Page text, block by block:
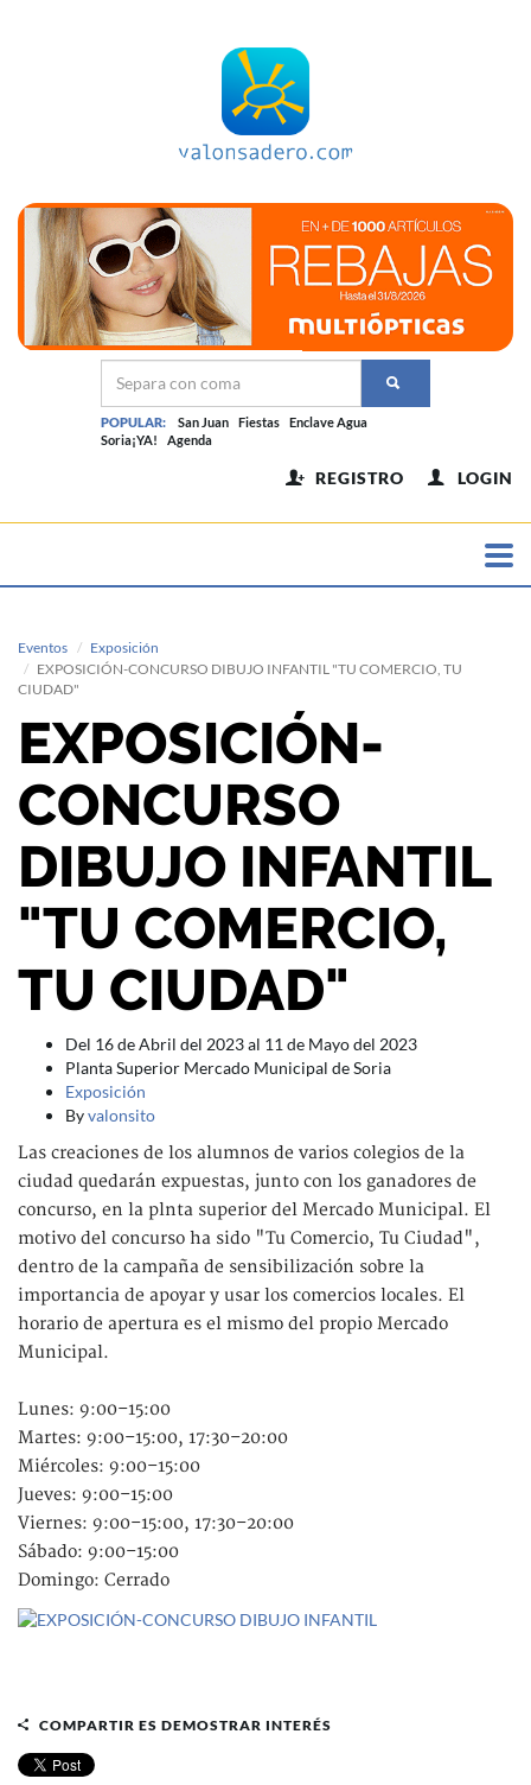
POPULAR: San Juan Fiestas
Enclave Agua
Soria¡YA!
Agenda
REGISTRO LOGIN
Eventos
Exposición
EXPOSICIÓN-CONCURSO DIBUJO INFANTIL "TU COMERCIO, TU
CIUDAD"
EXPOSICIÓN-
CONCURSO
DIBUJO INFANTIL
"TU COMERCIO,
TU CIUDAD"
Del 16 de Abril del 2023 al 11 de Mayo del 2023
Planta Superior Mercado Municipal de Soria
Exposición
Byvalonsito
Las creaciones de los alumnos de varios colegios de la
ciudad quedarán expuestas, junto con los ganadores de
concurso, en la plnta superior del Mercado Municipal. El
motivo del concurso ha sido "Tu Comercio, Tu Ciudad",
dentro de la campaña de sensibilización sobre la
importancia de apoyar y usar los comercios locales. El
horario de apertura es el mismo del propio Mercado
Municipal.
Lunes: 9:00–15:00
Martes: 9:00–15:00, 17:30–20:00
Miércoles: 9:00–15:00
Jueves: 9:00–15:00
Viernes: 9:00–15:00, 17:30–20:00
Sábado: 9:00–15:00
Domingo: Cerrado
COMPARTIR ES DEMOSTRAR INTERÉS